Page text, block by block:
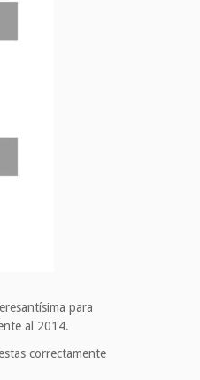
para
al 2014.
correctamente